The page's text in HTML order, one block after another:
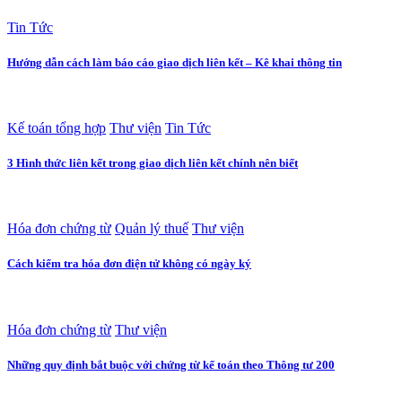
Tin Tức
Hướng dẫn cách làm báo cáo giao dịch liên kết – Kê khai thông tin
Kế toán tổng hợp Thư viện Tin Tức
3 Hình thức liên kết trong giao dịch liên kết chính nên biết
Hóa đơn chứng từ Quản lý thuế Thư viện
Cách kiểm tra hóa đơn điện tử không có ngày ký
Hóa đơn chứng từ Thư viện
Những quy định bắt buộc với chứng từ kế toán theo Thông tư 200